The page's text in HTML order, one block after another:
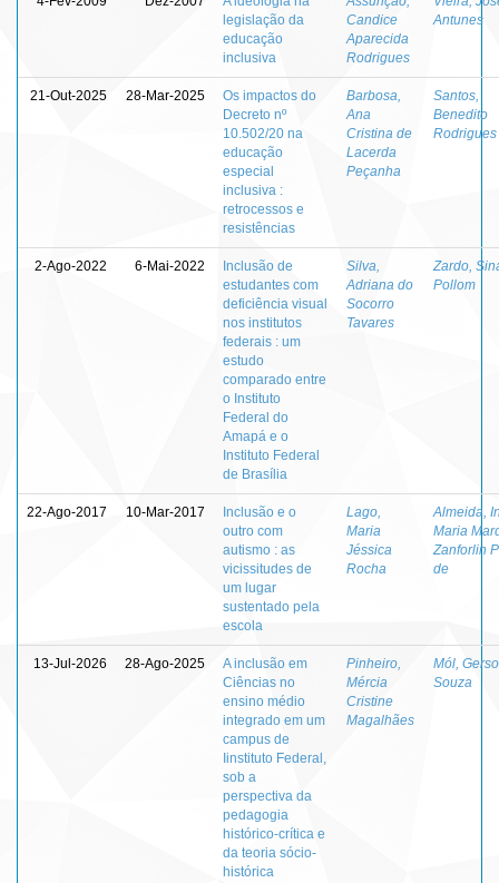
legislação da
educação
inclusiva
Candice
Aparecida
Rodrigues
Antunes
21-Out-2025 28-Mar-2025
Os impactos do
Decreto nº
10.502/20 na
educação
especial
inclusiva :
retrocessos e
resistências
Barbosa,
Ana
Cristina de
Lacerda
Peçanha
Santos,
Benedito
Rodrigues
2-Ago-2022 6-Mai-2022
Inclusão de
estudantes com
deficiência visual
nos institutos
federais : um
estudo
comparado entre
o Instituto
Federal do
Amapá e o
Instituto Federal
de Brasília
Silva,
Adriana do
Socorro
Tavares
Zardo,
Pollom
22-Ago-2017 10-Mar-2017
Inclusão e o
outro com
autismo : as
vicissitudes de
um lugar
sustentado pela
escola
Lago,
Maria
Jéssica
Rocha
Almeida,
Maria
Zanforlin
de
13-Jul-2026 28-Ago-2025
A inclusão em
Ciências no
ensino médio
integrado em um
campus de
Iinstituto Federal,
sob a
perspectiva da
pedagogia
histórico-crítica e
da teoria sócio-
histórica
Pinheiro,
Mércia
Cristine
Magalhães
Mól,
Souza